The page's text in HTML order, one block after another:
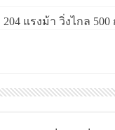
204 แรงม้า วิ่งไกล